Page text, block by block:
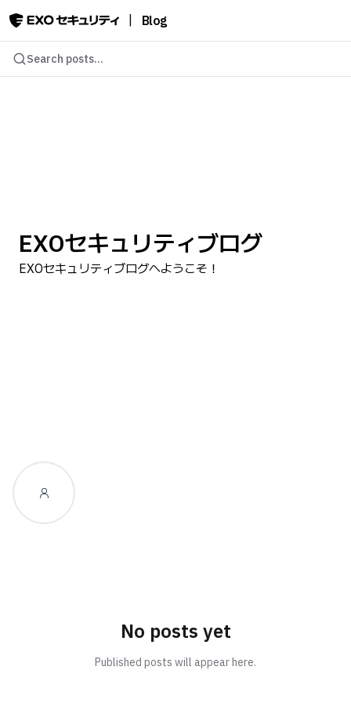
Blog
Search posts...
EXOセキュリティブログ
EXOセキュリティブログへようこそ！
No posts yet
Published posts will appear here.